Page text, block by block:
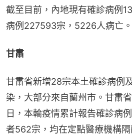
截至目前，內地現有確診病例
病例227593宗，5226人病亡。
甘肅
甘肅省新增28宗本土確診病例
染，大部分來自蘭州市。甘肅
日，本輪疫情累計報告確診病
者562宗，均在定點醫療機構